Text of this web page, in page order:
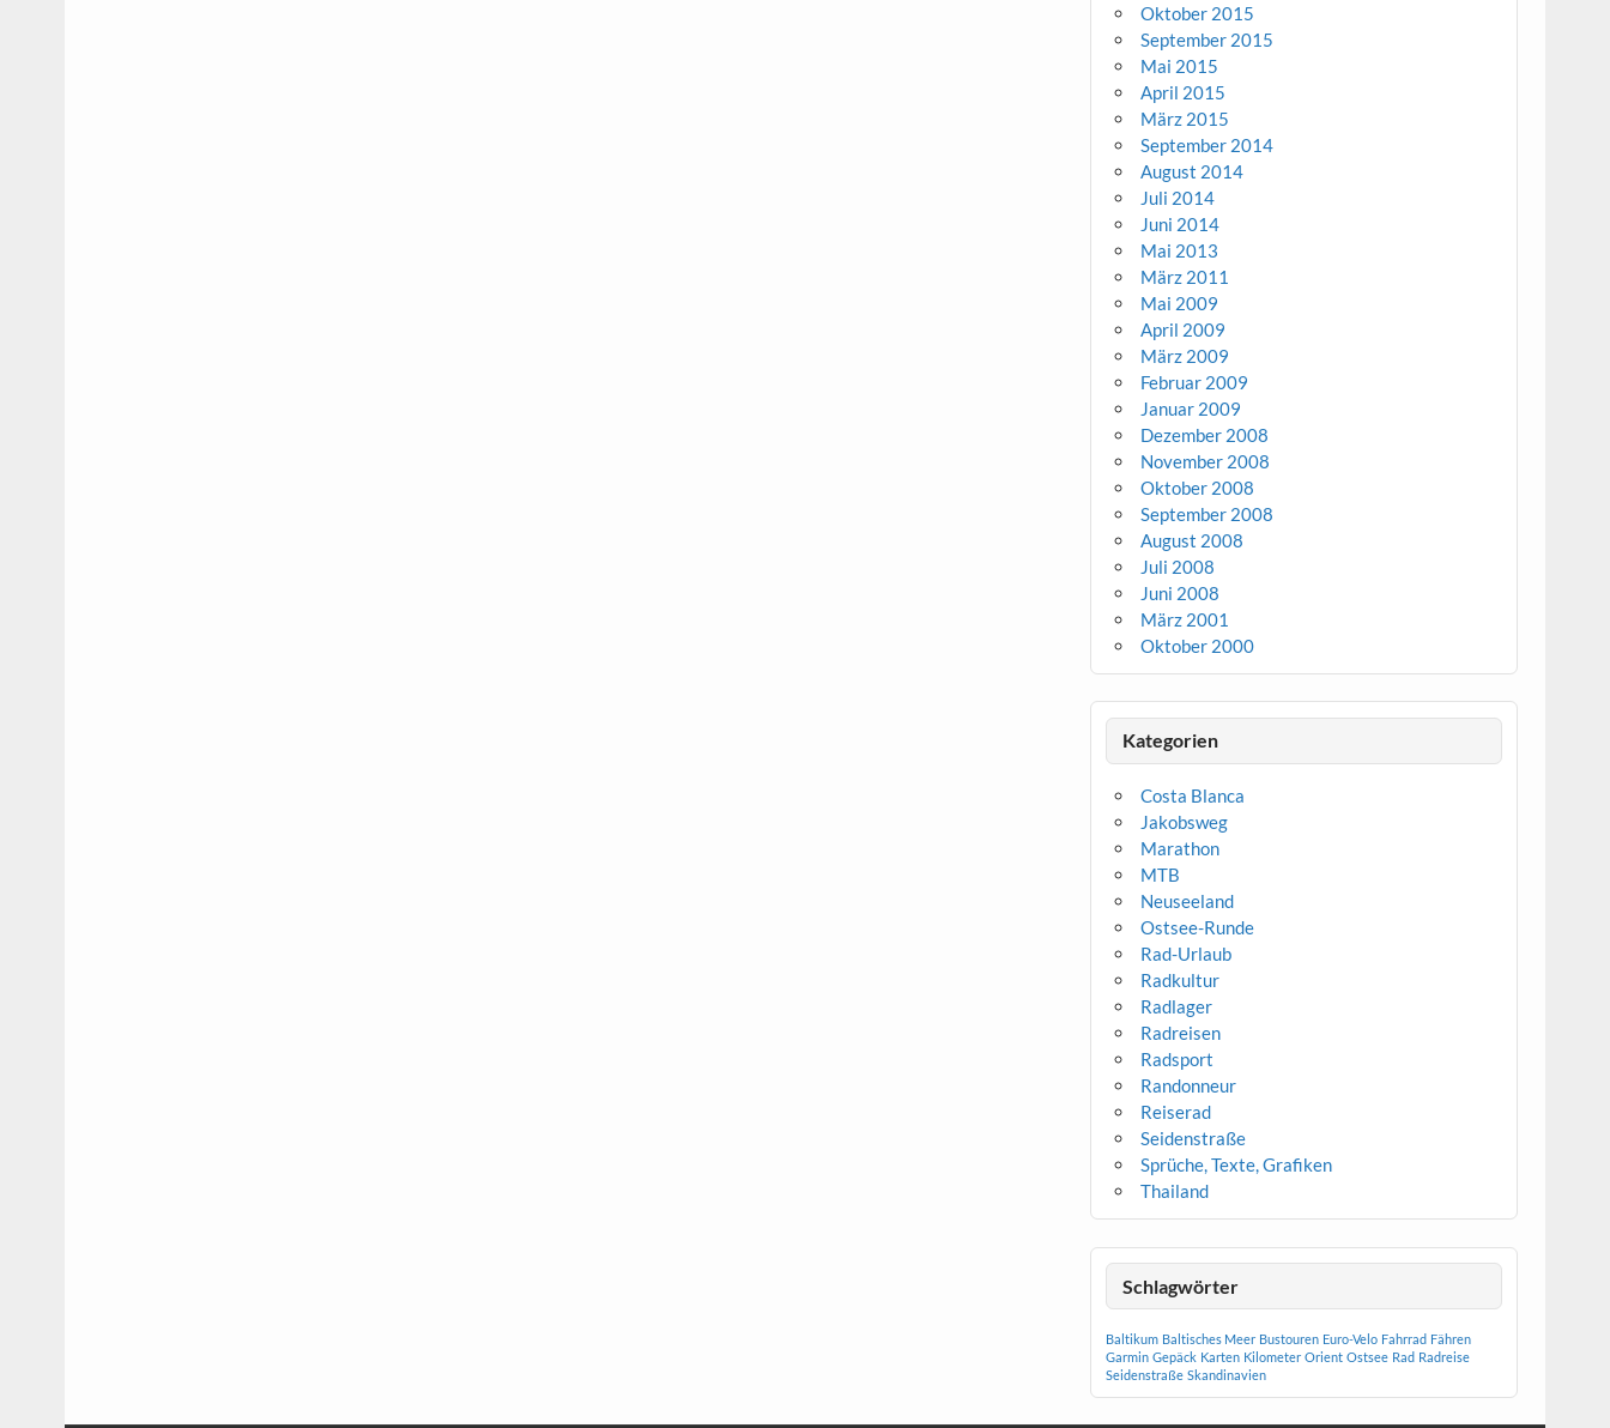
Oktober 2015
September 2015
Mai 2015
April 2015
März 2015
September 2014
August 2014
Juli 2014
Juni 2014
Mai 2013
März 2011
Mai 2009
April 2009
März 2009
Februar 2009
Januar 2009
Dezember 2008
November 2008
Oktober 2008
September 2008
August 2008
Juli 2008
Juni 2008
März 2001
Oktober 2000
Kategorien
Costa Blanca
Jakobsweg
Marathon
MTB
Neuseeland
Ostsee-Runde
Rad-Urlaub
Radkultur
Radlager
Radreisen
Radsport
Randonneur
Reiserad
Seidenstraße
Sprüche, Texte, Grafiken
Thailand
Schlagwörter
Baltikum Baltisches Meer Bustouren Euro-Velo Fahrrad Fähren
Garmin Gepäck Karten Kilometer Orient Ostsee Rad Radreise
Seidenstraße Skandinavien